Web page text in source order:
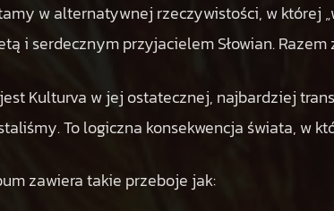
w alternatywnej rzeczywistości, w której
i serdecznym przyjacielem Słowian.
Kulturva w jej ostatecznej, najbardziej
To logiczna konsekwencja świata, w
zawiera takie przeboje jak: